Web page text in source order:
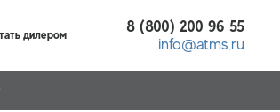
дилером 8 (800) 200 96 55
info@atms.ru